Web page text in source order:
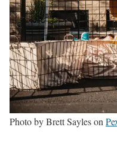
Photo by Brett Sayles on